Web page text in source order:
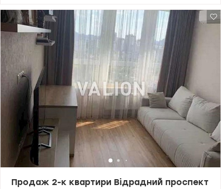
мінеральною ватою. Централізоване опалення та наявність
лічильників на комунікації, стан квартири – без оздоблення.
Комплекс із закритою територією, двір без машин, підземний
паркінг, власна інфраструктура. Поруч зупинки громадського
транспорту. Ціна 64800у.о Моб. (096) 59-43-044 Віта, без комісії.
valion.ua/1071311
Продаж 2-к квартири Відрадний проспект